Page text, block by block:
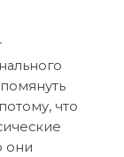
что
они